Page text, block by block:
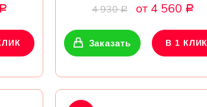
4 930Р от 4 560 Р
Заказать В 1 КЛИК